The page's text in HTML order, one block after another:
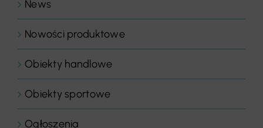
News
Nowości produktowe
Obiekty handlowe
Obiekty sportowe
Ogłoszenia